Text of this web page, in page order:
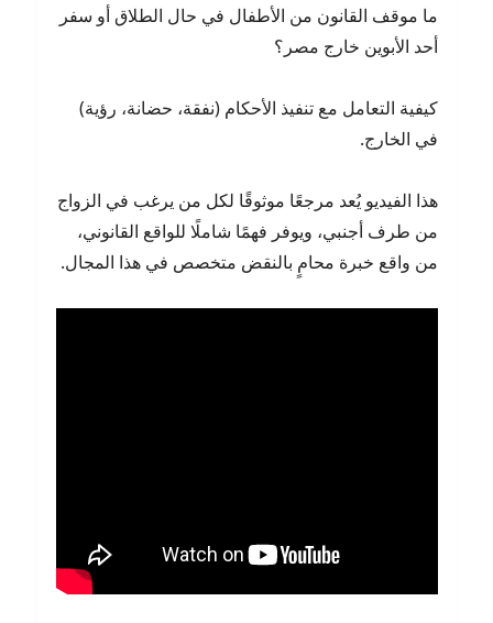
ما موقف القانون من الأطفال في حال الطلاق أو سفر
أحد الأبوين خارج مصر؟
كيفية التعامل مع تنفيذ الأحكام (نفقة، حضانة، رؤية)
في الخارج.
هذا الفيديو يُعد مرجعًا موثوقًا لكل من يرغب في الزواج
من طرف أجنبي، ويوفر فهمًا شاملًا للواقع القانوني،
من واقع خبرة محامٍ بالنقض متخصص في هذا المجال.